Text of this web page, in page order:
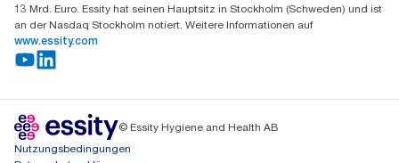
13 Mrd. Euro. Essity hat seinen Hauptsitz in Stockholm (Schweden) und ist
an der Nasdaq Stockholm notiert. Weitere Informationen auf
www.essity.com
© Essity Hygiene and Health AB
Nutzungsbedingungen